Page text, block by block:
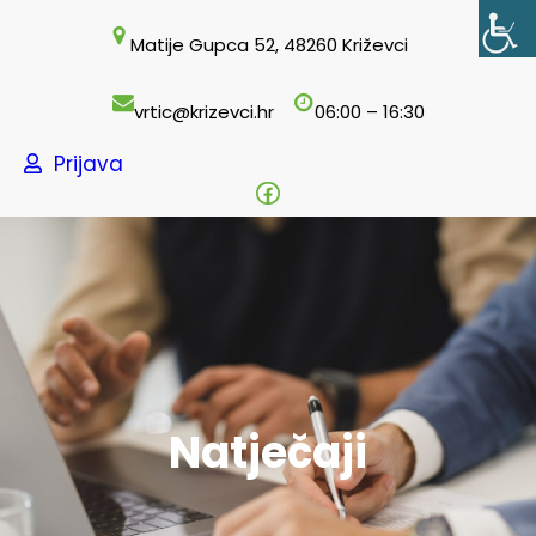
Matije Gupca 52, 48260 Križevci
vrtic@krizevci.hr 06:00 – 16:30
Prijava
Facebook
Natječaji